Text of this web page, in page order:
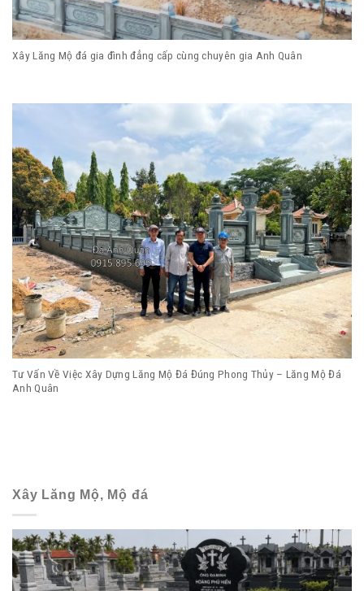
Xây Lăng Mộ đá gia đình đẳng cấp cùng chuyên gia Anh Quân
Tư Vấn Về Việc Xây Dựng Lăng Mộ Đá Đúng Phong Thủy – Lăng Mộ Đá
Anh Quân
Xây Lăng Mộ, Mộ đá